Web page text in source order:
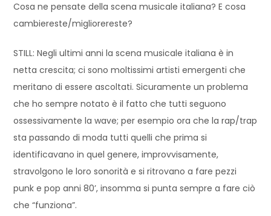
Cosa ne pensate della scena musicale italiana? E cosa
cambiereste/migliorereste?
STILL: Negli ultimi anni la scena musicale italiana è in
netta crescita; ci sono moltissimi artisti emergenti che
meritano di essere ascoltati. Sicuramente un problema
che ho sempre notato è il fatto che tutti seguono
ossessivamente la wave; per esempio ora che la rap/trap
sta passando di moda tutti quelli che prima si
identificavano in quel genere, improvvisamente,
stravolgono le loro sonorità e si ritrovano a fare pezzi
punk e pop anni 80’, insomma si punta sempre a fare ciò
che “funziona”.